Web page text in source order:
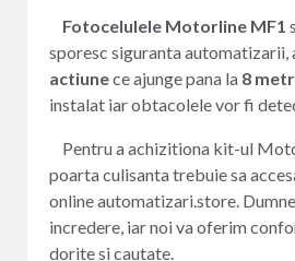
Fotocelulele Motorline MF1
sporesc siguranta automatizarii,
actiunece ajunge pana la 8
instalat iar obtacolele vor fi
Pentru a achizitiona kit-ul
poarta culisanta trebuie sa
online automatizari.store.
incredere, iar noi va oferim
dorite si cautate.